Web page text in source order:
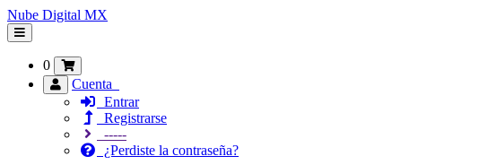
Nube Digital MX
Alternar
Navegación
0
Cuenta
Entrar
Registrarse
-----
¿Perdiste la contraseña?